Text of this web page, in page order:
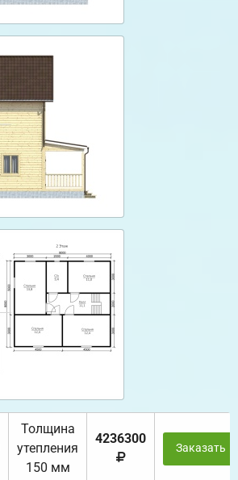
Толщина
утепления
150 мм
4236300
Заказать